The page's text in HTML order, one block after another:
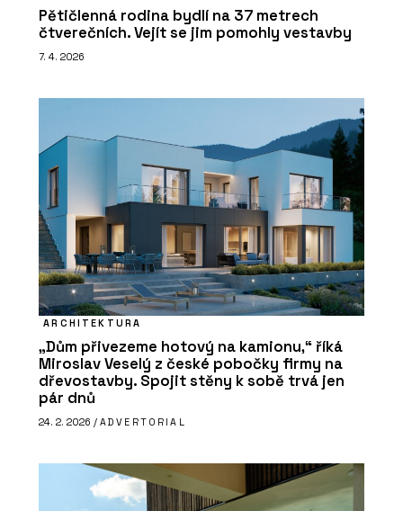
Pětičlenná rodina bydlí na 37 metrech
čtverečních. Vejít se jim pomohly vestavby
7. 4. 2026
ARCHITEKTURA
„Dům přivezeme hotový na kamionu,“ říká
Miroslav Veselý z české pobočky firmy na
dřevostavby. Spojit stěny k sobě trvá jen
pár dnů
24. 2. 2026 / ADVERTORIAL